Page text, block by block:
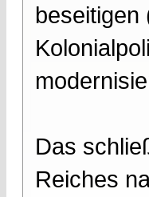
beseitigen
Das
Reiches